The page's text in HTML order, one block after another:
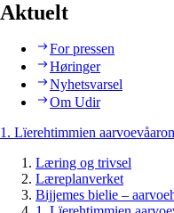
Aktuelt
For pressen
Høringer
Nyhetsvarsel
Om Udir
1. Lïerehtimmien
Læring og trivsel
Læreplanverket
Bijjemes bielie –